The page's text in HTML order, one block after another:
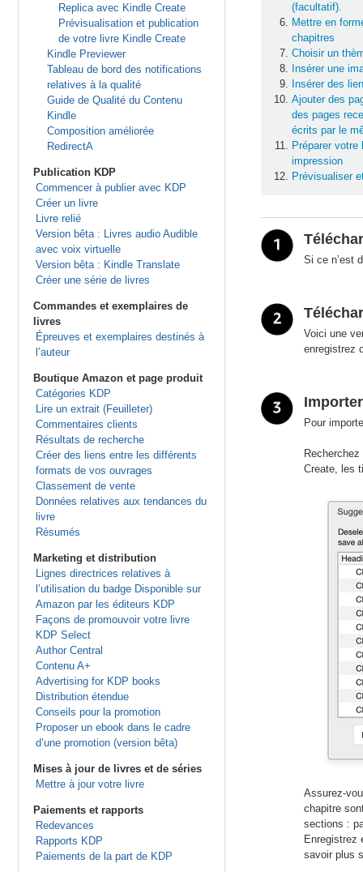
Replica avec Kindle Create
Prévisualisation et publication
de votre livre Kindle Create
Kindle Previewer
Tableau de bord des notifications
relatives à la qualité
Guide de Qualité du Contenu
Kindle
Composition améliorée
RedirectA
Publication KDP
Commencer à publier avec KDP
Créer un livre
Livre relié
Version bêta : Livres audio Audible
avec voix virtuelle
Version bêta : Kindle Translate
Créer une série de livres
Commandes et exemplaires de
livres
Épreuves et exemplaires destinés à
l’auteur
Boutique Amazon et page produit
Catégories KDP
Lire un extrait (Feuilleter)
Commentaires clients
Résultats de recherche
Créer des liens entre les différents
formats de vos ouvrages
Classement de vente
Données relatives aux tendances du
livre
Résumés
Marketing et distribution
Lignes directrices relatives à
l’utilisation du badge Disponible sur
Amazon par les éditeurs KDP
Façons de promouvoir votre livre
KDP Select
Author Central
Contenu A+
Advertising for KDP books
Distribution étendue
Conseils pour la promotion
Proposer un ebook dans le cadre
d’une promotion (version bêta)
Mises à jour de livres et de séries
Mettre à jour votre livre
Paiements et rapports
Redevances
Rapports KDP
Paiements de la part de KDP
(facultatif).
Mettre en
chapitres
Choisir un
Insérer une
Insérer des
Ajouter des
des pages
écrits par le
Préparer
impression
Prévisualiser
Si ce n’est
Voici une
enregistrez
Pour
Create, les
Assurez-
chapitre
sections :
Enregistrez
savoir plus